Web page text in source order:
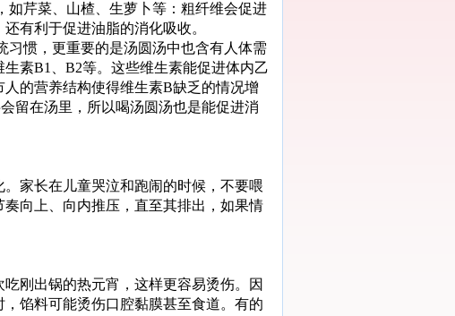
芹菜、山楂、生萝卜等：粗纤维会促进
有利于促进油脂的消化吸收。
惯，更重要的是汤圆汤中也含有人体需
素B1、B2等。这些维生素能促进体内乙
的营养结构使得维生素B缺乏的情况增
留在汤里，所以喝汤圆汤也是能促进消
家长在儿童哭泣和跑闹的时候，不要喂
向上、向内推压，直至其排出，如果情
刚出锅的热元宵，这样更容易烫伤。因
馅料可能烫伤口腔黏膜甚至食道。有的